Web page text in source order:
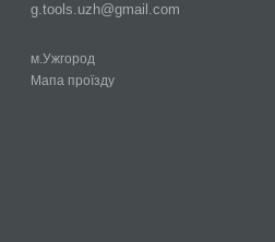
g.tools.uzh@gmail.com
м.Ужгород
Мапа проїзду